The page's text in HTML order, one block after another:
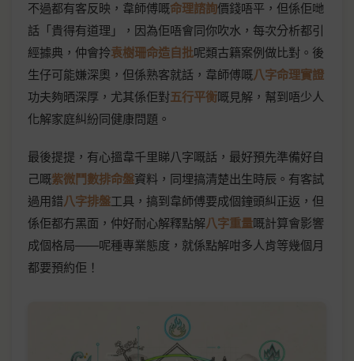
不過都有客反映，韋師傅嘅命理諮詢價錢唔平，但係佢哋
話「貴得有道理」，因為佢唔會同你吹水，每次分析都引
經據典，仲會拎袁樹珊命造自批呢類古籍案例做比對。後
生仔可能嫌深奧，但係熟客就話，韋師傅嘅八字命理實證
功夫夠晒深厚，尤其係佢對五行平衡嘅見解，幫到唔少人
化解家庭糾紛同健康問題。
最後提提，有心搵韋千里睇八字嘅話，最好預先準備好自
己嘅紫微鬥數排命盤資料，同埋搞清楚出生時辰。有客試
過用錯八字排盤工具，搞到韋師傅要成個鐘頭糾正返，但
係佢都冇黑面，仲好耐心解釋點解八字重量嘅計算會影響
成個格局——呢種專業態度，就係點解咁多人肯等幾個月
都要預約佢！